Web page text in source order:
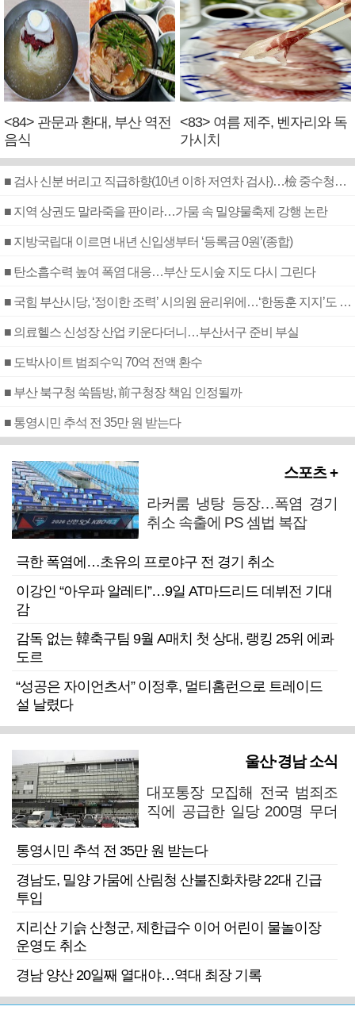
<84> 관문과 환대, 부산 역전
음식
<83> 여름 제주, 벤자리와 독
가시치
■ 검사 신분 버리고 직급하향(10년 이하 저연차 검사)…檢 중수청행 기피
■ 지역 상권도 말라죽을 판이라…가뭄 속 밀양물축제 강행 논란
■ 지방국립대 이르면 내년 신입생부터 ‘등록금 0원’(종합)
■ 탄소흡수력 높여 폭염 대응…부산 도시숲 지도 다시 그린다
■ 국힘 부산시당, ‘정이한 조력’ 시의원 윤리위에…‘한동훈 지지’도 신고접수
■ 의료헬스 신성장 산업 키운다더니…부산서구 준비 부실
■ 도박사이트 범죄수익 70억 전액 환수
■ 부산 북구청 쑥뜸방, 前구청장 책임 인정될까
■ 통영시민 추석 전 35만 원 받는다
스포츠 +
라커룸 냉탕 등장…폭염 경기
취소 속출에 PS 셈법 복잡
극한 폭염에…초유의 프로야구 전 경기 취소
이강인 “아우파 알레티”…9일 AT마드리드 데뷔전 기대
감
감독 없는 韓축구팀 9월 A매치 첫 상대, 랭킹 25위 에콰
도르
“성공은 자이언츠서” 이정후, 멀티홈런으로 트레이드
설 날렸다
울산·경남 소식
대포통장 모집해 전국 범죄조
직에 공급한 일당 200명 무더
통영시민 추석 전 35만 원 받는다
경남도, 밀양 가뭄에 산림청 산불진화차량 22대 긴급
투입
지리산 기슭 산청군, 제한급수 이어 어린이 물놀이장
운영도 취소
경남 양산 20일째 열대야…역대 최장 기록